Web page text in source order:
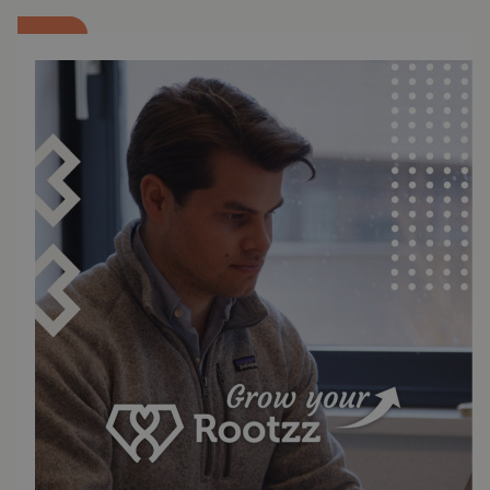
productievestigingen wereldwijd. In Europa
bevinden zich de drie grootste productiesites
in Terneuzen, Stade en Schkopau (beide in
Duitsland). In Terneuzen zijn 460
medewerkers gevestigd, die zich
concentreren op de productie van LATEX,
Polystyreen, SAN en technische thermo-
plasten. Tevens is het Europese
ontwikkelscentrum voor Trinseo Plastics
gebaseerd in Terneuzen, wat ondersteund
wordt door 2 uitgebreide laboratoriums. Ook
alle logistieke activiteiten voor Europa zijn in
Terneuzen gevestigd. De producten van
Trinseo kennen een brede waaier aan
eindmarkten: automobiel-, elektrische,